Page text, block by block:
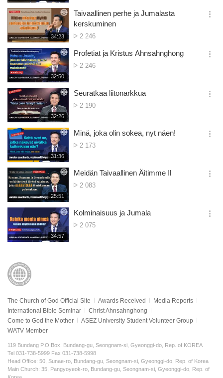
생
간
기
재
생
시
간
34:23
Taivaallinen perhe ja Jumalasta
kerskuminen
No.
views
2 246
옵
기
재
생
시
간
32:50
Profetiat ja Kristus Ahnsahnghong
No.
2 246
옵
기
재
생
시
간
32:26
Seuratkaa liitonarkkua
No.
2 190
옵
기
재
생
시
간
31:36
Minä, joka olin sokea, nyt näen!
No.
2 173
옵
기
재
생
시
간
25:51
Meidän Taivaallinen Äitimme Ⅱ
No.
2 083
옵
기
재
생
34:57
Kolminaisuus ja Jumala
No.
2 075
옵
The Church of God Official Site Awards Received
Media Reports
International Bible Seminar
Christ Ahnsahnghong
Come to God the Mother
ASEZ University Student Volunteer Group
WATV Member
119 Bundang P.O.Box, Bundang-gu, Seongnam-si, Gyeonggi-do, Rep. of KOREA
Tel 031-738-5999 Fax 031-738-5998
Head Office: 50, Sunae-ro, Bundang-gu, Seongnam-si, Gyeonggi-do, Rep. of Korea
Main Church: 35, Pangyoyeok-ro, Bundang-gu, Seongnam-si, Gyeonggi-do, Rep. of